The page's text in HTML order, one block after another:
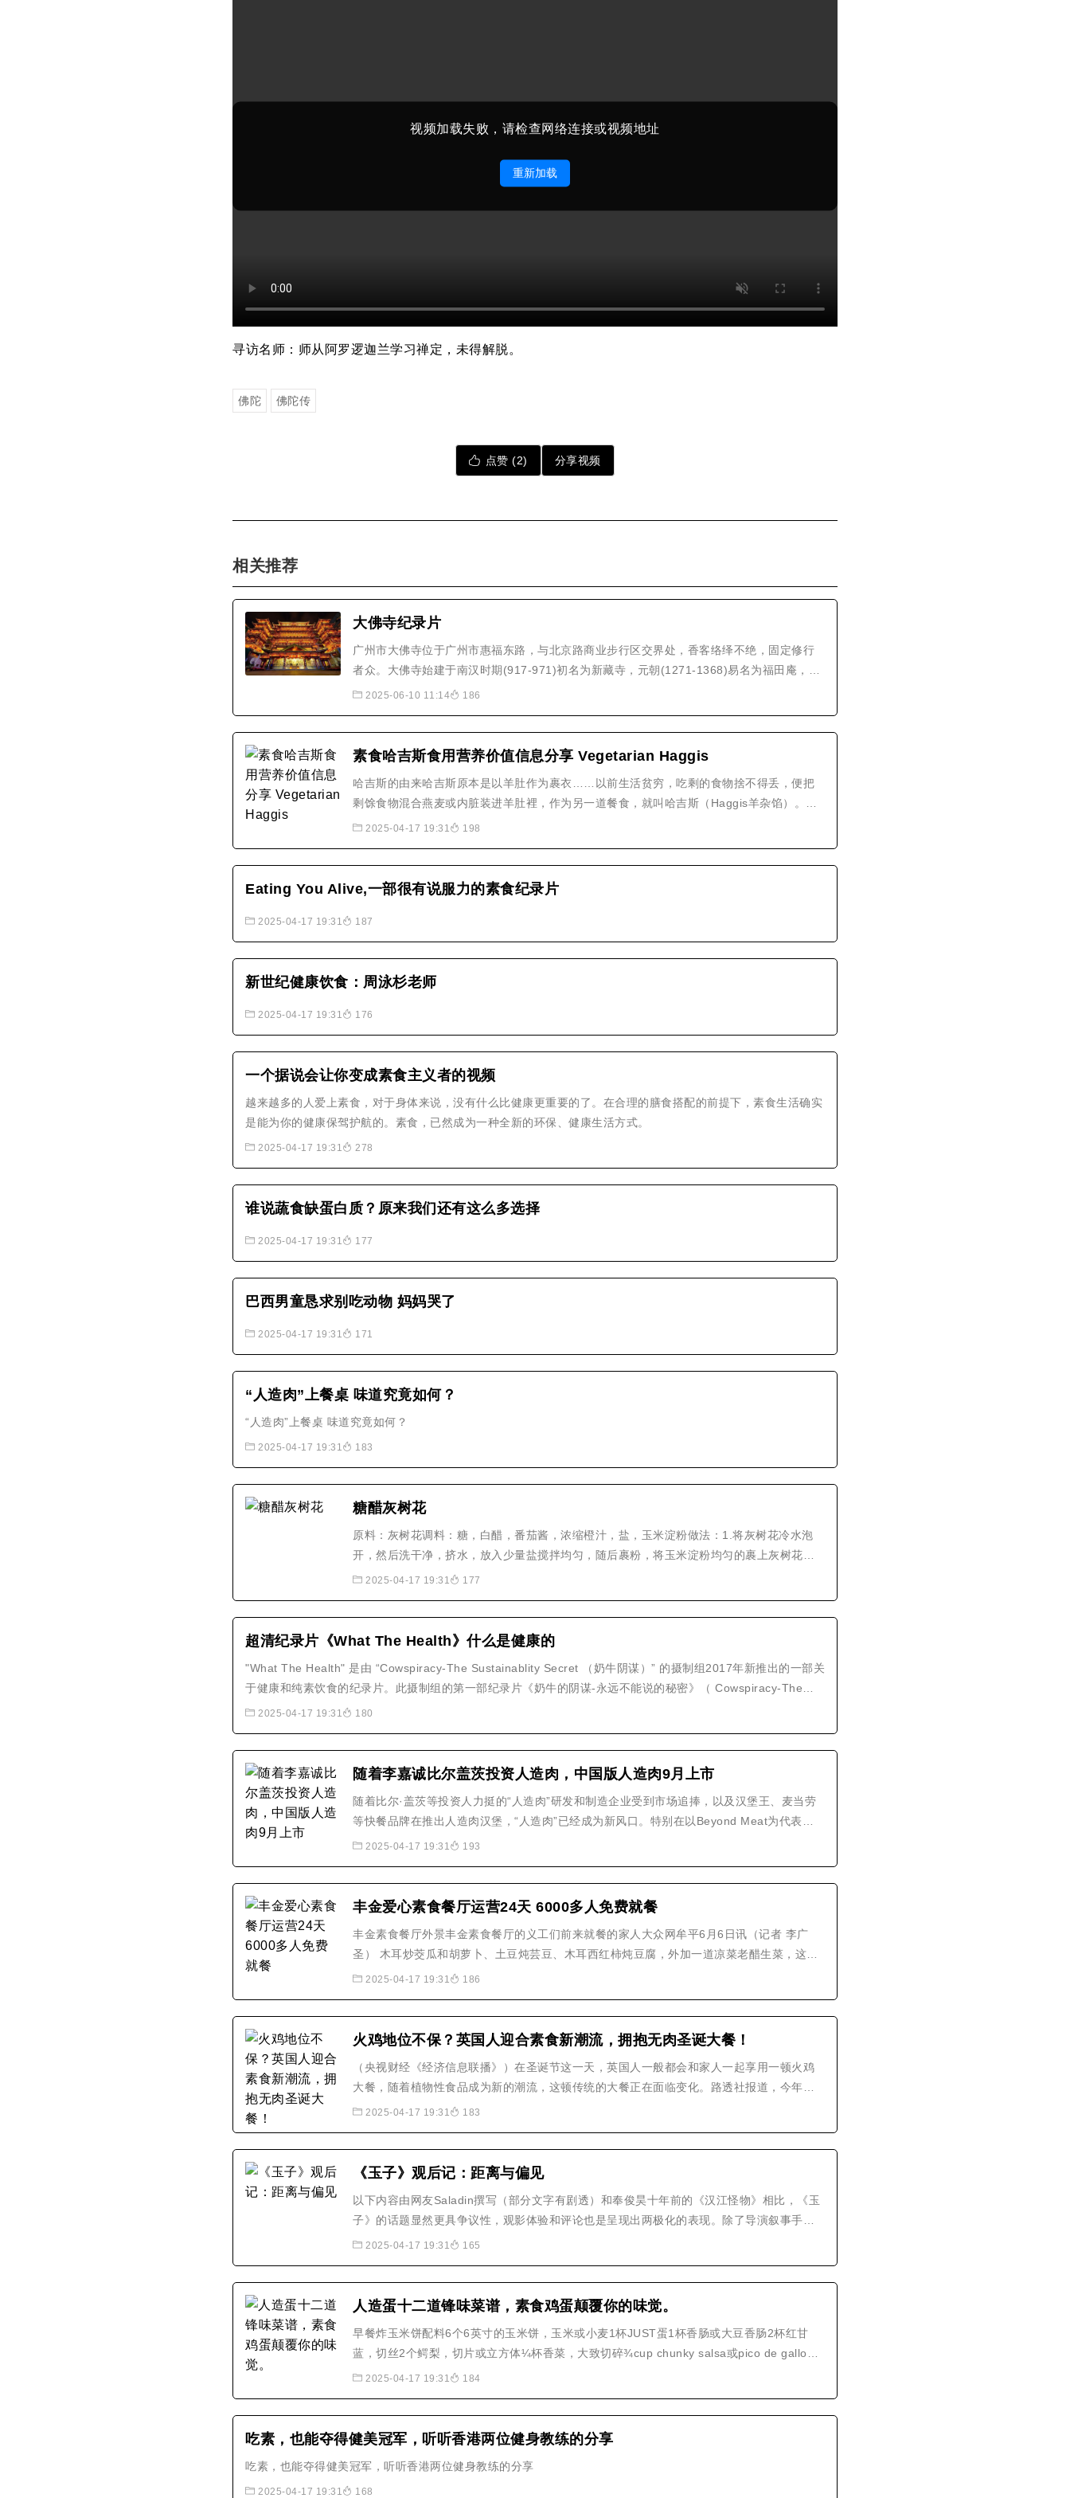
视频加载失败，请检查网络连接或视频地址
重新加载
寻访名师：师从阿罗逻迦兰学习禅定，未得解脱。
佛陀 佛陀传
点赞 (2) 分享视频
相关推荐
大佛寺纪录片
广州市大佛寺位于广州市惠福东路，与北京路商业步行区交界处，香客络绎不绝，固定修行
者众。大佛寺始建于南汉时期(917-971)初名为新藏寺，元朝(1271-1368)易名为福田庵，明
代(1368-1644)扩建为龙藏寺，当时寺院范围，东起今北京路，西至龙藏街(龙藏街由此得名)
2025-06-10 11:14 186
素食哈吉斯食用营养价值信息分享 Vegetarian Haggis
哈吉斯的由来哈吉斯原本是以羊肚作为裹衣……以前生活贫穷，吃剩的食物捨不得丢，便把
剩馀食物混合燕麦或内脏装进羊肚裡，作为另一道餐食，就叫哈吉斯（Haggis羊杂馅）。对
于Haggis的食材和由来，众说纷纭，但有一点可以肯定，是这位苏格兰民族诗人Robert
2025-04-17 19:31 198
Eating You Alive,一部很有说服力的素食纪录片
2025-04-17 19:31 187
新世纪健康饮食：周泳杉老师
2025-04-17 19:31 176
一个据说会让你变成素食主义者的视频
越来越多的人爱上素食，对于身体来说，没有什么比健康更重要的了。在合理的膳食搭配的前提下，素食生活确实
是能为你的健康保驾护航的。素食，已然成为一种全新的环保、健康生活方式。
2025-04-17 19:31 278
谁说蔬食缺蛋白质？原来我们还有这么多选择
2025-04-17 19:31 177
巴西男童恳求别吃动物 妈妈哭了
2025-04-17 19:31 171
“人造肉”上餐桌 味道究竟如何？
“人造肉”上餐桌 味道究竟如何？
2025-04-17 19:31 183
糖醋灰树花
原料：灰树花调料：糖，白醋，番茄酱，浓缩橙汁，盐，玉米淀粉做法：1.将灰树花冷水泡
开，然后洗干净，挤水，放入少量盐搅拌均匀，随后裹粉，将玉米淀粉均匀的裹上灰树花。2.
锅内倒油，烧制5成热，将加工好的灰树花倒入油锅，炸至灰树花酥脆即可。3.锅内留底油，
2025-04-17 19:31 177
超清纪录片《What The Health》什么是健康的
"What The Health" 是由 “Cowspiracy-The Sustainablity Secret （奶牛阴谋）” 的摄制组2017年新推出的一部关
于健康和纯素饮食的纪录片。此摄制组的第一部纪录片《奶牛的阴谋-永远不能说的秘密》（ Cowspiracy-The
Sustainablity Secret ）披露了大型牧业养殖场对地球生态环境造成的难以置信的灾难。..
2025-04-17 19:31 180
随着李嘉诚比尔盖茨投资人造肉，中国版人造肉9月上市
随着比尔·盖茨等投资人力挺的“人造肉”研发和制造企业受到市场追捧，以及汉堡王、麦当劳
等快餐品牌在推出人造肉汉堡，“人造肉”已经成为新风口。特别在以Beyond Meat为代表的
企业成功上市后股价飙升，如今人造肉技术，已经成为全球多家企业的研究重点。中国作为
2025-04-17 19:31 193
丰金爱心素食餐厅运营24天 6000多人免费就餐
丰金素食餐厅外景丰金素食餐厅的义工们前来就餐的家人大众网牟平6月6日讯（记者 李广
圣） 木耳炒茭瓜和胡萝卜、土豆炖芸豆、木耳西红柿炖豆腐，外加一道凉菜老醋生菜，这是
丰金爱心素食餐厅运行第24天的午餐食谱。这家由烟台丰金集团发起注册成立免费素食餐厅
2025-04-17 19:31 186
火鸡地位不保？英国人迎合素食新潮流，拥抱无肉圣诞大餐！
（央视财经《经济信息联播》）在圣诞节这一天，英国人一般都会和家人一起享用一顿火鸡
大餐，随着植物性食品成为新的潮流，这顿传统的大餐正在面临变化。路透社报道，今年，
至少有10%的英国家庭将迎来一个“素食圣诞节”。英国消费调研公司最新的研究显示，今年圣
2025-04-17 19:31 183
《玉子》观后记：距离与偏见
以下内容由网友Saladin撰写（部分文字有剧透）和奉俊昊十年前的《汉江怪物》相比，《玉
子》的话题显然更具争议性，观影体验和评论也是呈现出两极化的表现。除了导演叙事手法
和故事节奏上的讨论外，更多的观众将焦点放在了话题本身上：作为猪的玉子，或者玉子代
2025-04-17 19:31 165
人造蛋十二道锋味菜谱，素食鸡蛋颠覆你的味觉。
早餐炸玉米饼配料6个6英寸的玉米饼，玉米或小麦1杯JUST蛋1杯香肠或大豆香肠2杯红甘
蓝，切丝2个鳄梨，切片或立方体¼杯香菜，大致切碎¾cup chunky salsa或pico de gallo辣
酱（可选）准备浇头按指示切碎卷心菜，鳄梨和香菜。将每种配料放在单独的碗中或放在托
2025-04-17 19:31 184
吃素，也能夺得健美冠军，听听香港两位健身教练的分享
吃素，也能夺得健美冠军，听听香港两位健身教练的分享
2025-04-17 19:31 168